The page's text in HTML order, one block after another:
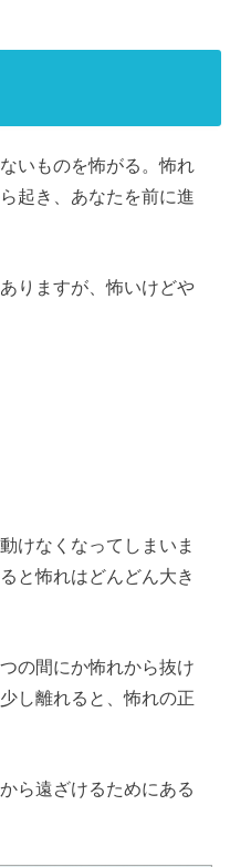
いものを怖がる。怖れ
起き、あなたを前に進
りますが、怖いけどや
けなくなってしまいま
と怖れはどんどん大き
の間にか怖れから抜け
し離れると、怖れの正
ら遠ざけるためにある